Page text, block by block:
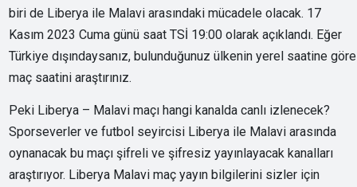
biri de Liberya ile Malavi arasındaki mücadele olacak. 17
Kasım 2023 Cuma günü saat TSİ 19:00 olarak açıklandı. Eğer
Türkiye dışındaysanız, bulunduğunuz ülkenin yerel saatine göre
maç saatini araştırınız.
Peki Liberya – Malavi maçı hangi kanalda canlı izlenecek?
Sporseverler ve futbol seyircisi Liberya ile Malavi arasında
oynanacak bu maçı şifreli ve şifresiz yayınlayacak kanalları
araştırıyor. Liberya Malavi maç yayın bilgilerini sizler için